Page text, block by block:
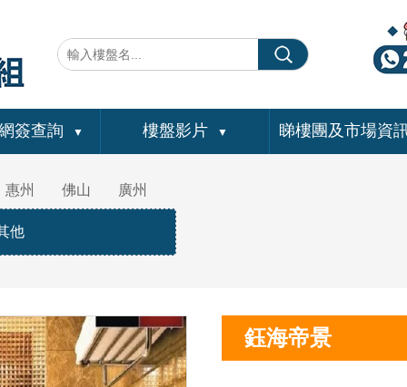
簽查詢 ▼ 樓盤影片 ▼ 睇樓團及市場資
他
惠州 佛山 廣州
鈺海帝景